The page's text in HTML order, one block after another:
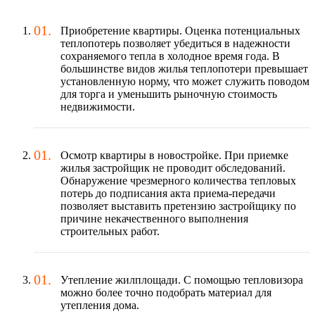
Приобретение квартиры. Оценка потенциальных
теплопотерь позволяет убедиться в надежности
сохраняемого тепла в холодное время года. В
большинстве видов жилья теплопотери превышает
установленную норму, что может служить поводом
для торга и уменьшить рыночную стоимость
недвижимости.
Осмотр квартиры в новостройке. При приемке
жилья застройщик не проводит обследований.
Обнаружение чрезмерного количества тепловых
потерь до подписания акта приема-передачи
позволяет выставить претензию застройщику по
причине некачественного выполнения
строительных работ.
Утепление жилплощади. С помощью тепловизора
можно более точно подобрать материал для
утепления дома.